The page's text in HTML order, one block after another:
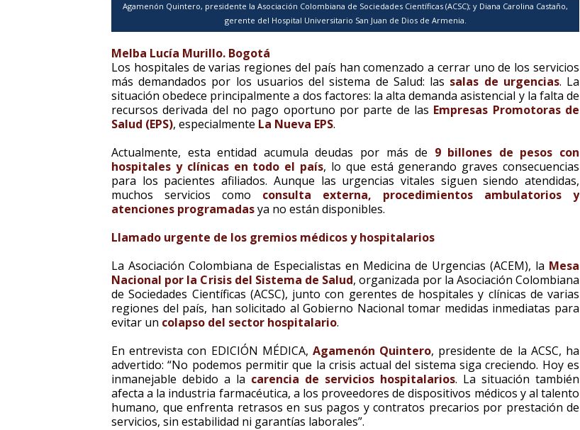
Agamenón Quintero, presidente la Asociación Colombiana de Sociedades Científicas (ACSC); y Diana Carolina Castaño,
gerente del Hospital Universitario San Juan de Dios de Armenia.
Melba Lucía Murillo. Bogotá
Los hospitales de varias regiones del país han comenzado a cerrar uno de los servicios
más demandados por los usuarios del sistema de Salud: las salas de urgencias. La
situación obedece principalmente a dos factores: la alta demanda asistencial y la falta de
recursos derivada del no pago oportuno por parte de las Empresas Promotoras de
Salud (EPS), especialmente La Nueva EPS.
Actualmente, esta entidad acumula deudas por más de 9 billones de pesos con
hospitales y clínicas en todo el país, lo que está generando graves consecuencias
para los pacientes afiliados. Aunque las urgencias vitales siguen siendo atendidas,
muchos servicios como consulta externa, procedimientos ambulatorios y
atenciones programadasya no están disponibles.
Llamado urgente de los gremios médicos y hospitalarios
La Asociación Colombiana de Especialistas en Medicina de Urgencias (ACEM), la Mesa
Nacional por la Crisis del Sistema de Salud, organizada por la Asociación Colombiana
de Sociedades Científicas (ACSC), junto con gerentes de hospitales y clínicas de varias
regiones del país, han solicitado al Gobierno Nacional tomar medidas inmediatas para
evitar un colapso del sector hospitalario.
En entrevista con EDICIÓN MÉDICA, Agamenón Quintero, presidente de la ACSC, ha
advertido: “No podemos permitir que la crisis actual del sistema siga creciendo. Hoy es
inmanejable debido a la carencia de servicios hospitalarios. La situación también
afecta a la industria farmacéutica, a los proveedores de dispositivos médicos y al talento
humano, que enfrenta retrasos en sus pagos y contratos precarios por prestación de
servicios, sin estabilidad ni garantías laborales”.